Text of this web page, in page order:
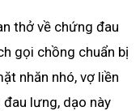
thở về chứng đau
gọi chồng chuẩn bị
nhăn nhó, vợ liền
lưng, dạo này